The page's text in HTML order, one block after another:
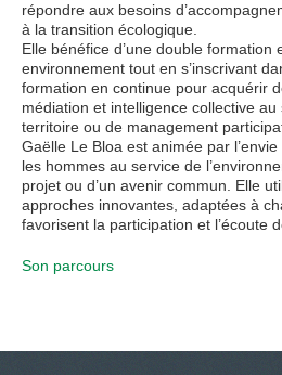
répondre aux besoins
à la transition écologique.
Elle bénéfice d’une double formation
environnement tout en s’inscrivant
formation en continue pour acquérir
médiation et intelligence collective
territoire ou de management
Gaëlle Le Bloa est animée par
les hommes au service de
projet ou d’un avenir commun. Elle
approches innovantes, adaptées à
favorisent la participation et l’écoute
Son parcours